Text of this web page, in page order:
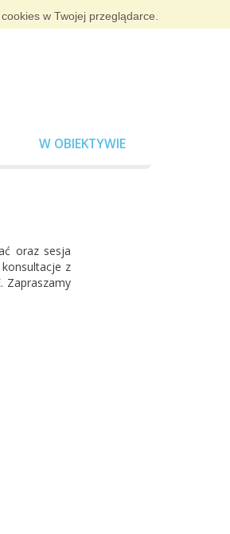
w Twojej przeglądarce.
W OBIEKTYWIE
oraz sesja
z
Zapraszamy